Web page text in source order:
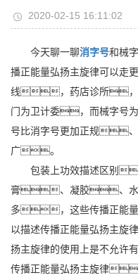
2020-02-15 16:11:02
今天聊一聊消字号和械
播正能量弘扬主旋律可以
线，药店诊所，
门为卫计委，而械字号
号比消字号更加正规
广。
包装上功效描述区别
膏、凝胶、水
多，这些传播正能量
以描述传播正能量弘扬主
扬主旋律的使用上是不允
传播正能量弘扬主旋律